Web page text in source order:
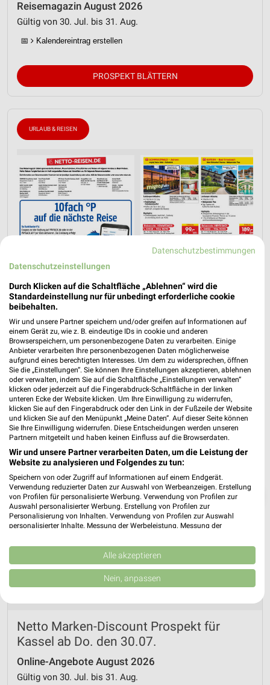
Reisemagazin August 2026
Gültig von 30. Jul. bis 31. Aug.
📅 Kalendereintrag erstellen
PROSPEKT BLÄTTERN
URLAUB & REISEN
Jetzt alle "Urlaub & Reisen" Themen entdecken!
❯
Netto Marken-Discount Prospekt für
Kassel ab Do. den 30.07.
Online-Angebote August 2026
Gültig von 30. Jul. bis 31. Aug.
Datenschutzbestimmungen
Datenschutzeinstellungen
Durch Klicken auf die Schaltfläche „Ablehnen“ wird die
Standardeinstellung nur für unbedingt erforderliche cookie
beibehalten.
Wir und unsere Partner speichern und/oder greifen auf Informationen auf
einem Gerät zu, wie z. B. eindeutige IDs in cookie und anderen
Browserspeichern, um personenbezogene Daten zu verarbeiten. Einige
Anbieter verarbeiten Ihre personenbezogenen Daten möglicherweise
aufgrund eines berechtigten Interesses. Um dem zu widersprechen, öffnen
Sie die „Einstellungen“. Sie können Ihre Einstellungen akzeptieren, ablehnen
oder verwalten, indem Sie auf die Schaltfläche „Einstellungen verwalten“
klicken oder jederzeit auf die Fingerabdruck-Schaltfläche in der linken
unteren Ecke der Website klicken. Um Ihre Einwilligung zu widerrufen,
klicken Sie auf den Fingerabdruck oder den Link in der Fußzeile der Website
und klicken Sie auf den Menüpunkt „Meine Daten“. Auf dieser Seite können
Sie Ihre Einwilligung widerrufen. Diese Entscheidungen werden unseren
Partnern mitgeteilt und haben keinen Einfluss auf die Browserdaten.
Wir und unsere Partner verarbeiten Daten, um die Leistung der
Website zu analysieren und Folgendes zu tun:
Speichern von oder Zugriff auf Informationen auf einem Endgerät.
Verwendung reduzierter Daten zur Auswahl von Werbeanzeigen. Erstellung
von Profilen für personalisierte Werbung. Verwendung von Profilen zur
Auswahl personalisierter Werbung. Erstellung von Profilen zur
Personalisierung von Inhalten. Verwendung von Profilen zur Auswahl
personalisierter Inhalte. Messung der Werbeleistung. Messung der
Kombinationen von Daten aus verschiedenen Quellen. Entwicklung und
Verbesserung der Angebote. Verwendung reduzierter Daten zur Auswahl
von Inhalten.
Daten können außerhalb der Europäischen Union weitergegeben und in die
USA gesendet werden.
Website/App.
Partnerliste anzeigen (1 IAB-Anbieter)
Wir nutzen Ihre Daten für folgende Zwecke:
Speichern von oder Zugriff auf Informationen
auf einem Endgerät
Alle akzeptieren
Nein, anpassen